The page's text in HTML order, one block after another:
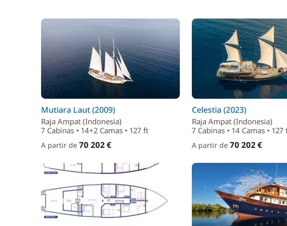
Mutiara Laut (2009)
Raja Ampat (Indonesia)
7 Cabinas • 14+2 Camas • 127 ft
A partir de 70 202 €
Celestia (2023)
Raja Ampat (Indonesia)
7 Cabinas • 14 Camas • 127
A partir de 70 202 €